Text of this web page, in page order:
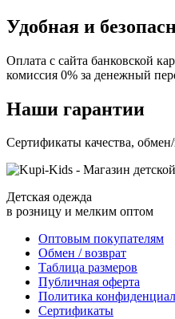
Удобная и
Оплата с сайта банковской
комиссия 0% за денежный
Наши гарантии
Сертификаты качества, обмен/
Детская одежда
в розницу и мелким оптом
Оптовым покупателям
Обмен / возврат
Таблица размеров
Публичная оферта
Политика
Сертификаты